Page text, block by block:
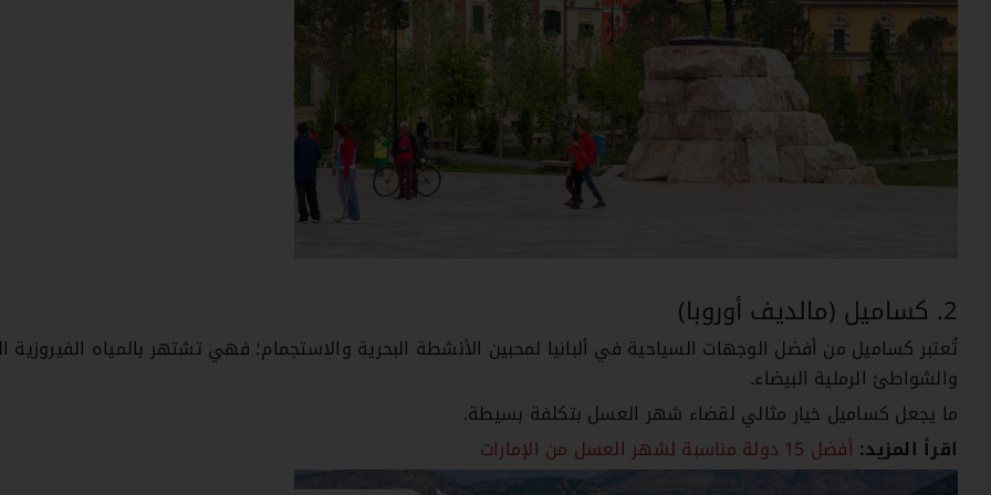
2. كساميل (مالديف أوروبا)
تُعتبر كساميل من أفضل الوجهات السياحية في ألبانيا لمحبين الأنشطة البحرية والاستجمام؛ فهي تشتهر بالمياه الفيروزية
والشواطئ الرملية البيضاء.
ما يجعل كساميل خيار مثالي لقضاء شهر العسل بتكلفة بسيطة.
اقرأ المزيد: أفضل 15 دولة مناسبة لشهر العسل من الإمارات